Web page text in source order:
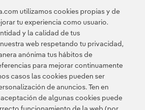
Unidas para 2030. La empresa
en dos de ellos: el punto 7 -
no contaminante- y el 13 -acción
utilizamos cookies propias y de
tu experiencia como usuario.
y la calidad de tus
web respetando tu privacidad,
anónima tus hábitos de
para mejorar continuamente
casos las cookies pueden ser
de anuncios. Ten en
de algunas cookies puede